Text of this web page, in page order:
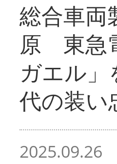
総合車
原 東急
ガエル
代の装い
2025.09.26